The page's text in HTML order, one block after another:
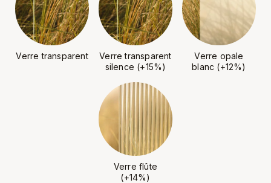
Verre transparent
Verre transparent
silence (+15%)
Verre opale
blanc (+12%)
Verre flûte
(+14%)